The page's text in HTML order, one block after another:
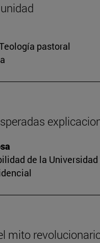
pastoral
de la Universidad
mito